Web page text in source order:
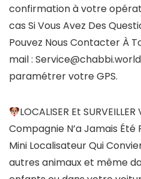
confirmation à votre
cas Si Vous Avez Des
Pouvez Nous Contacter À
mail :
paramétrer votre GPS.
LOCALISER Et
Compagnie N’a Jamais Été
Mini Localisateur Qui
autres animaux et même